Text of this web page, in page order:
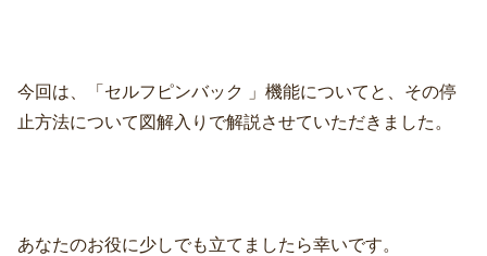
今回は、「セルフピンバック 」機能についてと、その停
止方法について図解入りで解説させていただきました。
あなたのお役に少しでも立てましたら幸いです。